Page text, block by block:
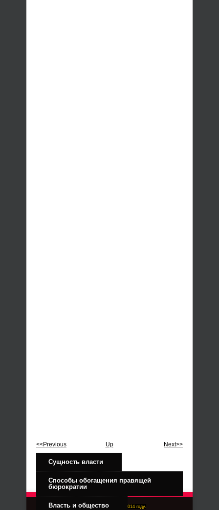
<<Previous Up Next>>
Сущность власти
Способы обогащения правящей
бюрократии
Власть и общество
Right-Dexter-ПРАВЫЙ ФРОНТ. Основан в 2014 году.